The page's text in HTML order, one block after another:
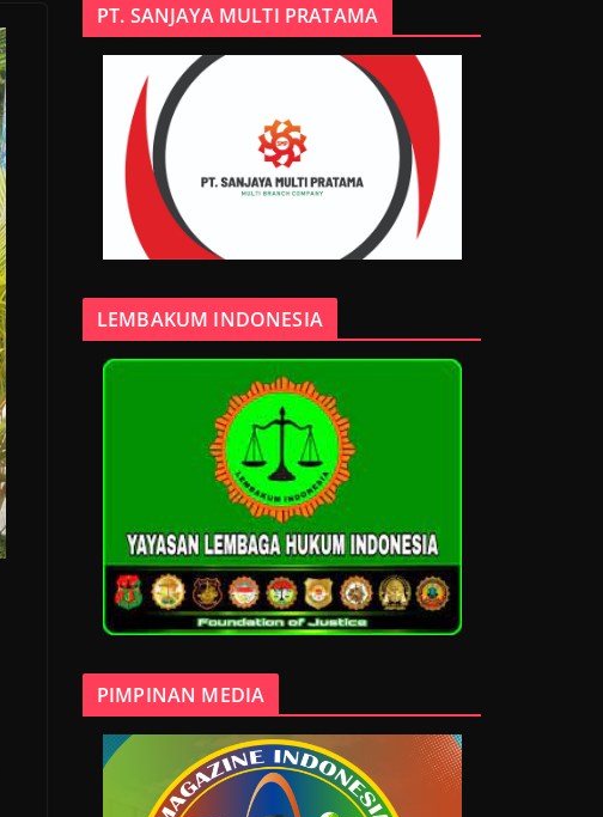
PT. SANJAYA MULTI PRATAMA
LEMBAKUM INDONESIA
PIMPINAN MEDIA